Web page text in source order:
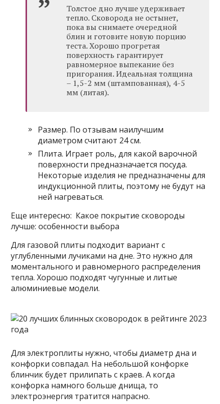
Толстое дно лучше удерживает
тепло. Сковорода не остынет,
пока вы снимаете очередной
блин и готовите новую порцию
теста. Хорошо прогретая
поверхность гарантирует
равномерное выпекание без
пригорания. Идеальная толщина
– 1,5-2 мм (штампованная), 4-5
мм (литая).
Размер. По отзывам наилучшим
диаметром считают 24 см.
Плита. Играет роль, для какой варочной
поверхности предназначается посуда.
Некоторые изделия не предназначены для
индукционной плиты, поэтому не будут на
ней нагреваться.
Еще интересно: Какое покрытие сковороды
лучше: особенности выбора
Для газовой плиты подходит вариант с
углубленными лучиками на дне. Это нужно для
моментального и равномерного распределения
тепла. Хорошо подходят чугунные и литые
алюминиевые модели.
Для электроплиты нужно, чтобы диаметр дна и
конфорки совпадал. На небольшой конфорке
блинчик будет прилипать с краев. А когда
конфорка намного больше днища, то
электроэнергия тратится напрасно.